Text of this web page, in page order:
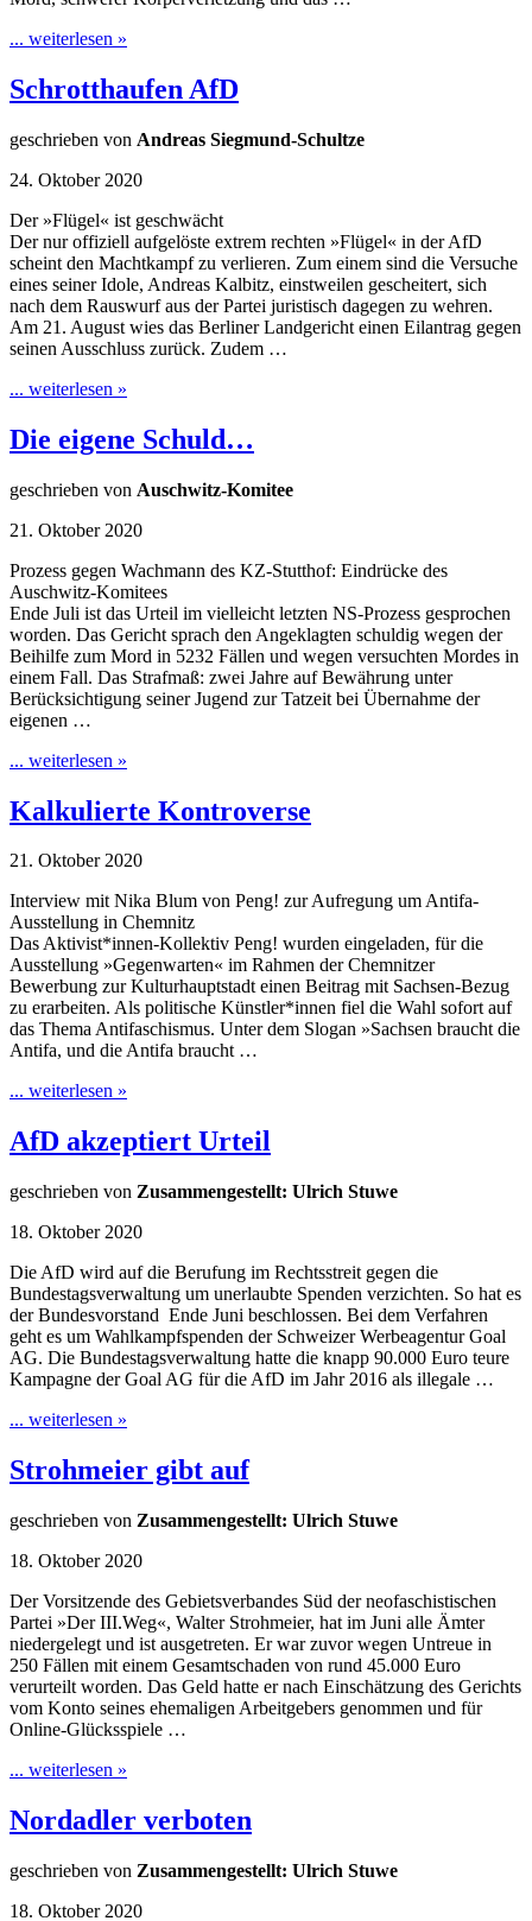
... weiterlesen »
Schrotthaufen AfD
geschrieben von Andreas Siegmund-Schultze
24. Oktober 2020
Der »Flügel« ist geschwächt
Der nur offiziell aufgelöste extrem rechten »Flügel« in der AfD
scheint den Machtkampf zu verlieren. Zum einem sind die Versuche
eines seiner Idole, Andreas Kalbitz, einstweilen gescheitert, sich
nach dem Rauswurf aus der Partei juristisch dagegen zu wehren.
Am 21. August wies das Berliner Landgericht einen Eilantrag gegen
seinen Ausschluss zurück. Zudem …
... weiterlesen »
Die eigene Schuld…
geschrieben von Auschwitz-Komitee
21. Oktober 2020
Prozess gegen Wachmann des KZ-Stutthof: Eindrücke des
Auschwitz-Komitees
Ende Juli ist das Urteil im vielleicht letzten NS-Prozess gesprochen
worden. Das Gericht sprach den Angeklagten schuldig wegen der
Beihilfe zum Mord in 5232 Fällen und wegen versuchten Mordes in
einem Fall. Das Strafmaß: zwei Jahre auf Bewährung unter
Berücksichtigung seiner Jugend zur Tatzeit bei Übernahme der
eigenen …
... weiterlesen »
Kalkulierte Kontroverse
21. Oktober 2020
Interview mit Nika Blum von Peng! zur Aufregung um Antifa-
Ausstellung in Chemnitz
Das Aktivist*innen-Kollektiv Peng! wurden eingeladen, für die
Ausstellung »Gegenwarten« im Rahmen der Chemnitzer
Bewerbung zur Kulturhauptstadt einen Beitrag mit Sachsen-Bezug
zu erarbeiten. Als politische Künstler*innen fiel die Wahl sofort auf
das Thema Antifaschismus. Unter dem Slogan »Sachsen braucht die
Antifa, und die Antifa braucht …
... weiterlesen »
AfD akzeptiert Urteil
geschrieben von Zusammengestellt: Ulrich Stuwe
18. Oktober 2020
Die AfD wird auf die Berufung im Rechtsstreit gegen die
Bundestagsverwaltung um unerlaubte Spenden verzichten. So hat es
der Bundesvorstand Ende Juni beschlossen. Bei dem Verfahren
geht es um Wahlkampfspenden der Schweizer Werbeagentur Goal
AG. Die Bundestagsverwaltung hatte die knapp 90.000 Euro teure
Kampagne der Goal AG für die AfD im Jahr 2016 als illegale …
... weiterlesen »
Strohmeier gibt auf
geschrieben von Zusammengestellt: Ulrich Stuwe
18. Oktober 2020
Der Vorsitzende des Gebietsverbandes Süd der neofaschistischen
Partei »Der III.Weg«, Walter Strohmeier, hat im Juni alle Ämter
niedergelegt und ist ausgetreten. Er war zuvor wegen Untreue in
250 Fällen mit einem Gesamtschaden von rund 45.000 Euro
verurteilt worden. Das Geld hatte er nach Einschätzung des Gerichts
vom Konto seines ehemaligen Arbeitgebers genommen und für
Online-Glücksspiele …
... weiterlesen »
Nordadler verboten
geschrieben von Zusammengestellt: Ulrich Stuwe
18. Oktober 2020